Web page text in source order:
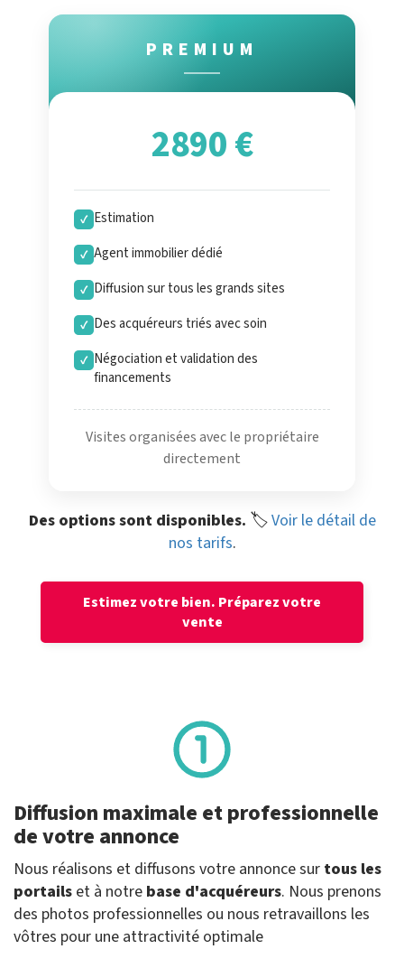
PREMIUM
2890 €
✓ Estimation
✓ Agent immobilier dédié
✓ Diffusion sur tous les grands sites
✓ Des acquéreurs triés avec soin
✓ Négociation et validation des
financements
Visites organisées avec le propriétaire
directement
Des options sont disponibles. 🏷️Voir le détail de
nos tarifs.
Estimez votre bien. Préparez votre
vente
Diffusion maximale et professionnelle
de votre annonce
Nous réalisons et diffusons votre annonce sur tous les
portails et à notre base d'acquéreurs. Nous prenons
des photos professionnelles ou nous retravaillons les
vôtres pour une attractivité optimale